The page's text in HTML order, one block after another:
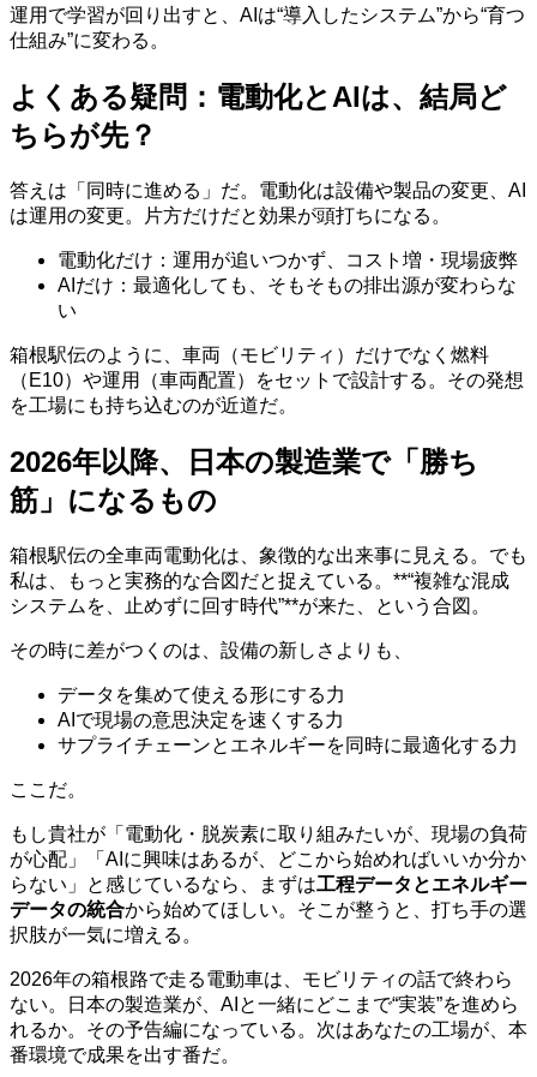
運用で学習が回り出すと、AIは“導入したシステム”から“育つ
仕組み”に変わる。
よくある疑問：電動化とAIは、結局ど
ちらが先？
答えは「同時に進める」だ。電動化は設備や製品の変更、AI
は運用の変更。片方だけだと効果が頭打ちになる。
電動化だけ：運用が追いつかず、コスト増・現場疲弊
AIだけ：最適化しても、そもそもの排出源が変わらな
い
箱根駅伝のように、車両（モビリティ）だけでなく燃料
（E10）や運用（車両配置）をセットで設計する。その発想
を工場にも持ち込むのが近道だ。
2026年以降、日本の製造業で「勝ち
筋」になるもの
箱根駅伝の全車両電動化は、象徴的な出来事に見える。でも
私は、もっと実務的な合図だと捉えている。**“複雑な混成
システムを、止めずに回す時代”**が来た、という合図。
その時に差がつくのは、設備の新しさよりも、
データを集めて使える形にする力
AIで現場の意思決定を速くする力
サプライチェーンとエネルギーを同時に最適化する力
ここだ。
もし貴社が「電動化・脱炭素に取り組みたいが、現場の負荷
が心配」「AIに興味はあるが、どこから始めればいいか分か
らない」と感じているなら、まずは工程データとエネルギー
データの統合から始めてほしい。そこが整うと、打ち手の選
択肢が一気に増える。
2026年の箱根路で走る電動車は、モビリティの話で終わら
ない。日本の製造業が、AIと一緒にどこまで“実装”を進めら
れるか。その予告編になっている。次はあなたの工場が、本
番環境で成果を出す番だ。